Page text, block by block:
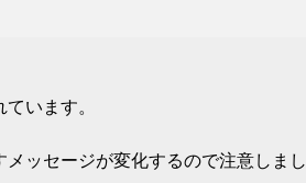
います。
ッセージが変化するので注意しまし